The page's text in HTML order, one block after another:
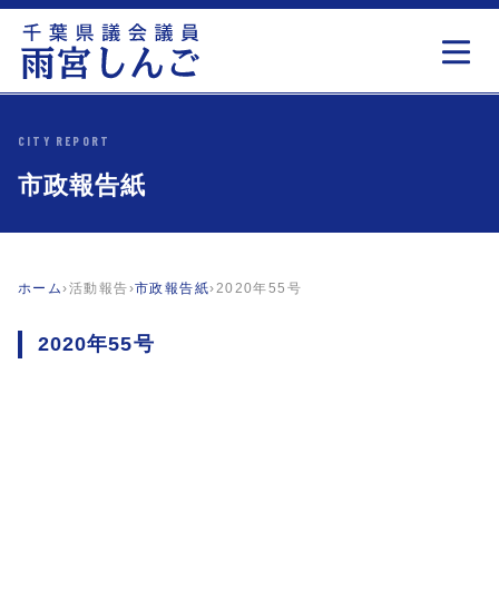
CITY REPORT
市政報告紙
ホーム›活動報告›市政報告紙›2020年55号
2020年55号